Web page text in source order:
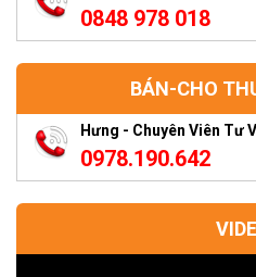
0848 978 018
BÁN-CHO
Hưng - Chuyên Viên Tư
0978.190.642